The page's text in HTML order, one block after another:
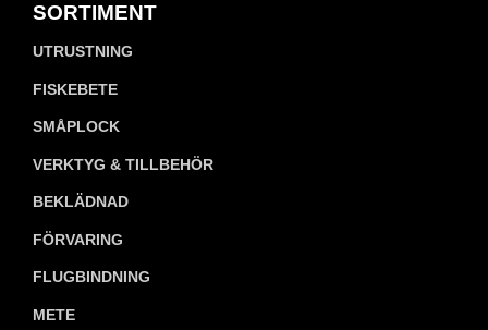
SORTIMENT
UTRUSTNING
FISKEBETE
SMÅPLOCK
VERKTYG & TILLBEHÖR
BEKLÄDNAD
FÖRVARING
FLUGBINDNING
METE